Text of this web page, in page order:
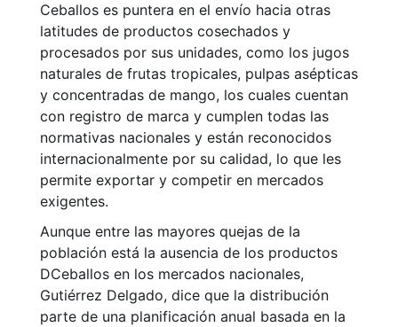
Ceballos es puntera en el envío hacia otras
latitudes de productos cosechados y
procesados por sus unidades, como los jugos
naturales de frutas tropicales, pulpas asépticas
y concentradas de mango, los cuales cuentan
con registro de marca y cumplen todas las
normativas nacionales y están reconocidos
internacionalmente por su calidad, lo que les
permite exportar y competir en mercados
exigentes.
Aunque entre las mayores quejas de la
población está la ausencia de los productos
DCeballos en los mercados nacionales,
Gutiérrez Delgado, dice que la distribución
parte de una planificación anual basada en la